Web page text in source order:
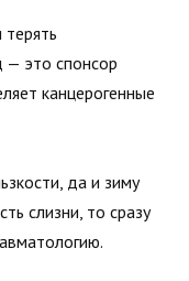
— это спонсор
канцерогенные
да и зиму
слизни, то сразу